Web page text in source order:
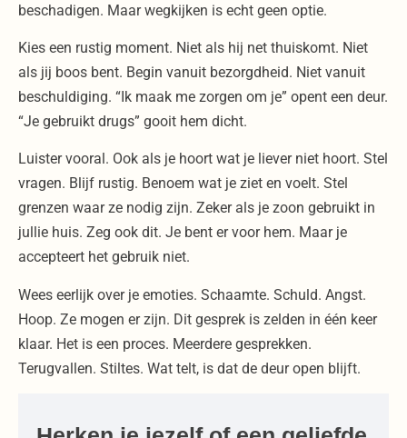
beschadigen. Maar wegkijken is echt geen optie.
Kies een rustig moment. Niet als hij net thuiskomt. Niet
als jij boos bent. Begin vanuit bezorgdheid. Niet vanuit
beschuldiging. “Ik maak me zorgen om je” opent een deur.
“Je gebruikt drugs” gooit hem dicht.
Luister vooral. Ook als je hoort wat je liever niet hoort. Stel
vragen. Blijf rustig. Benoem wat je ziet en voelt. Stel
grenzen waar ze nodig zijn. Zeker als je zoon gebruikt in
jullie huis. Zeg ook dit. Je bent er voor hem. Maar je
accepteert het gebruik niet.
Wees eerlijk over je emoties. Schaamte. Schuld. Angst.
Hoop. Ze mogen er zijn. Dit gesprek is zelden in één keer
klaar. Het is een proces. Meerdere gesprekken.
Terugvallen. Stiltes. Wat telt, is dat de deur open blijft.